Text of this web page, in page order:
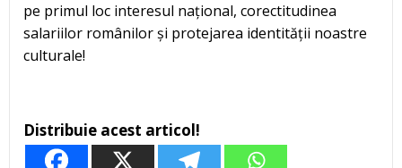
pe primul loc interesul național, corectitudinea
salariilor românilor și protejarea identității noastre
culturale!
Distribuie acest articol!